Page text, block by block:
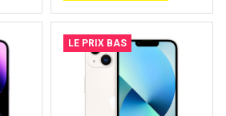
LE PRIX BAS